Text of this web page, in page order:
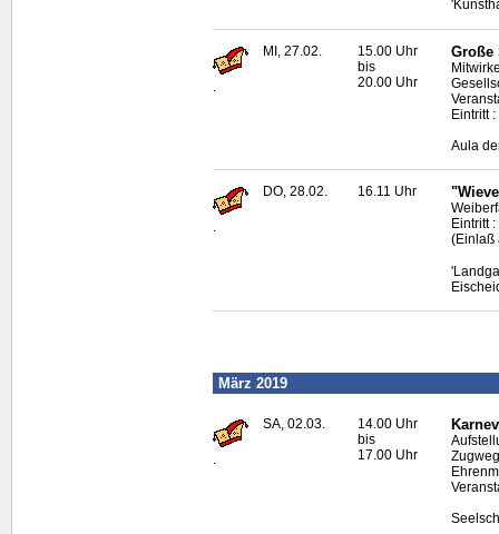
MI, 27.02.
15.00 Uhr
bis
20.00 Uhr
Große
Eintritt
Aula
.
DO, 28.02. 16.11 Uhr
Eintritt
(Einlaß
März 2019
SA, 02.03.
14.00 Uhr
bis
17.00 Uhr